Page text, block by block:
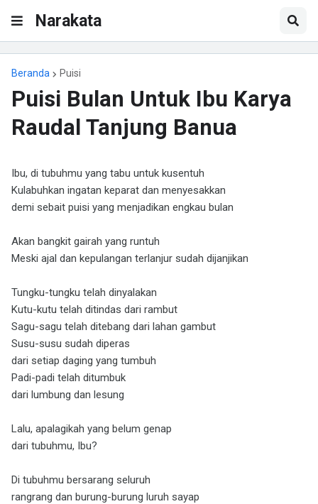
Narakata
Beranda Puisi
Puisi Bulan Untuk Ibu Karya
Raudal Tanjung Banua
Ibu, di tubuhmu yang tabu untuk kusentuh
Kulabuhkan ingatan keparat dan menyesakkan
demi sebait puisi yang menjadikan engkau bulan
Akan bangkit gairah yang runtuh
Meski ajal dan kepulangan terlanjur sudah dijanjikan
Tungku-tungku telah dinyalakan
Kutu-kutu telah ditindas dari rambut
Sagu-sagu telah ditebang dari lahan gambut
Susu-susu sudah diperas
dari setiap daging yang tumbuh
Padi-padi telah ditumbuk
dari lumbung dan lesung
Lalu, apalagikah yang belum genap
dari tubuhmu, Ibu?
Di tubuhmu bersarang seluruh
rangrang dan burung-burung luruh sayap